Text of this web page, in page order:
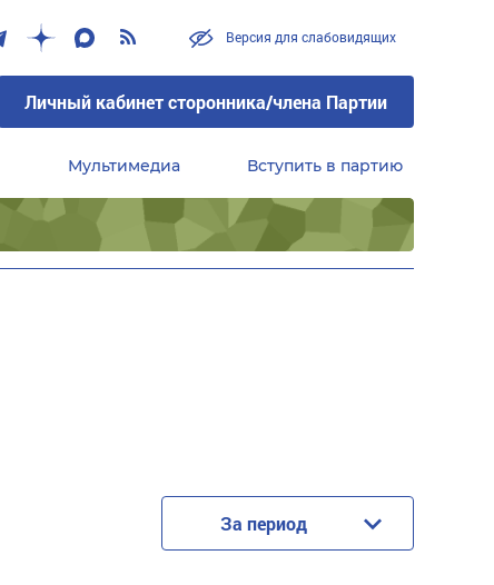
Версия для слабовидящих
Личный кабинет сторонника/члена Партии
Мультимедиа Вступить в партию
За период